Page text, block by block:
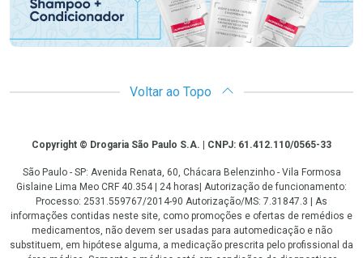
Voltar ao Topo
CopyrightCopyright © Drogaria São Paulo S.A. | CNPJ: 61.412.110/0565-33
São Paulo - SP: Avenida Renata, 60, Chácara Belenzinho - Vila Formosa
Gislaine Lima Meo CRF 40.354 | 24 horas| Autorização de funcionamento:
Processo: 2531.559767/2014-90 Autorização/MS: 7.31847.3 | As
informações contidas neste site, como promoções e ofertas de remédios e
medicamentos, não devem ser usadas para automedicação e não
substituem, em hipótese alguma, a medicação prescrita pelo profissional da